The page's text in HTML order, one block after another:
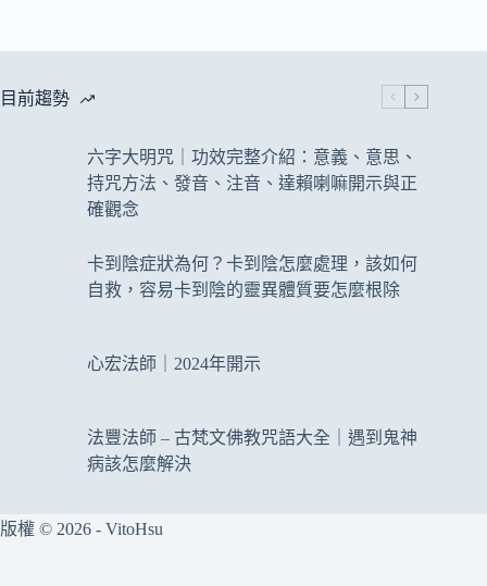
目前趨勢
六字大明咒｜功效完整介紹：意義、意思、
持咒方法、發音、注音、達賴喇嘛開示與正
確觀念
卡到陰症狀為何？卡到陰怎麼處理，該如何
自救，容易卡到陰的靈異體質要怎麼根除
心宏法師｜2024年開示
法豐法師 – 古梵文佛教咒語大全｜遇到鬼神
病該怎麼解決
版權 © 2026 - VitoHsu